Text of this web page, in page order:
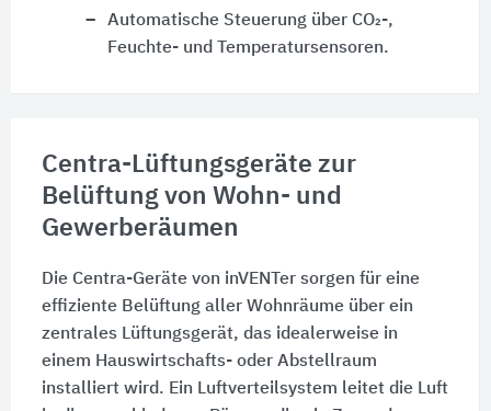
Automatische Steuerung über CO₂-,
Feuchte- und Temperatursensoren.
Centra-Lüftungsgeräte zur
Belüftung von Wohn- und
Gewerberäumen
Die Centra-Geräte von inVENTer sorgen für eine
effiziente Belüftung aller Wohnräume über ein
zentrales Lüftungsgerät, das idealerweise in
einem Hauswirtschafts- oder Abstellraum
installiert wird. Ein Luftverteilsystem leitet die Luft